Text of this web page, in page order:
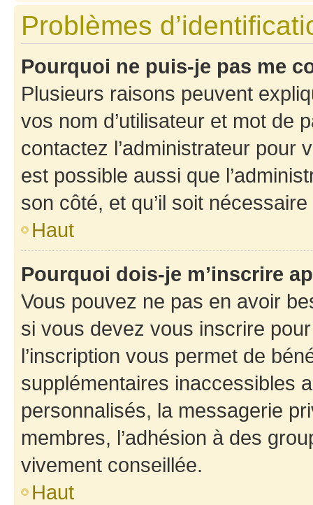
Problèmes
Pourquoi ne puis-je pas me
Plusieurs raisons peuvent
vos nom d’utilisateur et mot de
contactez l’administrateur pour
est possible aussi que
son côté, et qu’il soit
Haut
Pourquoi dois-je m’inscrire
Vous pouvez ne pas en avoir
si vous devez vous inscrire
l’inscription vous permet de
supplémentaires inaccessibles
personnalisés, la messagerie
membres, l’adhésion à des
vivement conseillée.
Haut